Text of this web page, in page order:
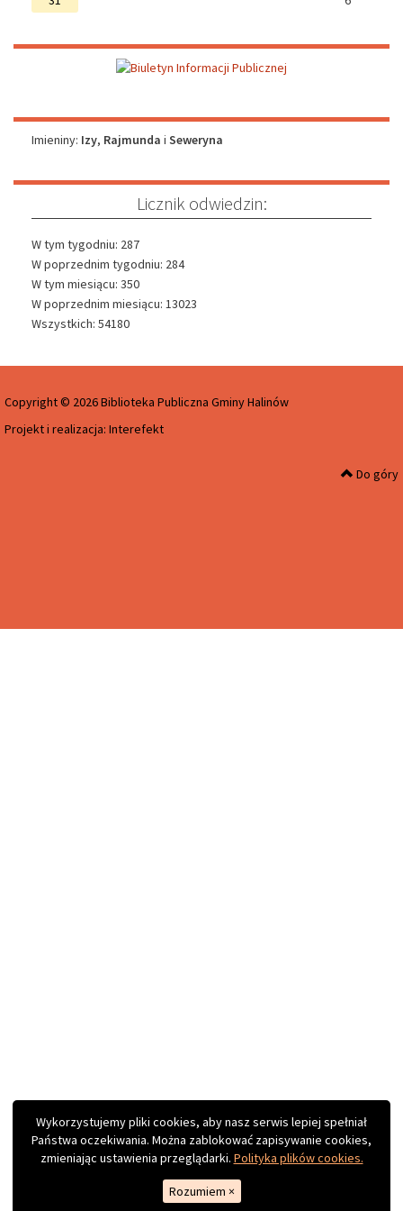
Wykorzystujemy pliki cookies, aby nasz serwis lepiej spełniał
Państwa oczekiwania. Można zablokować zapisywanie cookies,
zmieniając ustawienia przeglądarki. Polityka plików cookies.
Rozumiem ×
Imieniny
Imieniny: Izy, Rajmunda i Seweryna
Licznik odwiedzin:
W tym tygodniu: 287
W poprzednim tygodniu: 284
W tym miesiącu: 350
W poprzednim miesiącu: 13023
Wszystkich: 54180
Copyright © 2026 Biblioteka Publiczna Gminy Halinów
Projekt i realizacja: Interefekt
Do góry